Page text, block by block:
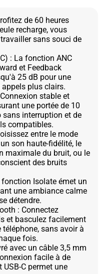
de 60 heures
recharge, vous
sans souci de
: La fonction ANC
et Feedback
25 dB pour une
plus clairs.
stable et
une portée de 10
sans interruption et de
compatibles.
entre le mode
son haute-fidélité, le
maximale du bruit, ou le
des bruits
Isolate émet un
une ambiance calme
détendre.
: Connectez
et basculez facilement
sans avoir à
fois.
avec un câble 3,5 mm
facile à de
C permet une